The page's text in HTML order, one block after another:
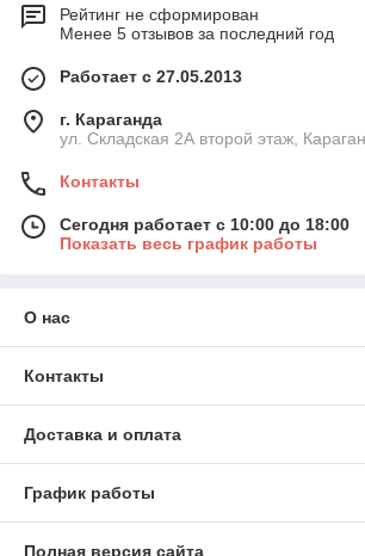
Рейтинг не сформирован
Менее 5 отзывов за последний год
Работает с 27.05.2013
г. Караганда
ул. Складская 2А второй этаж,
Контакты
Сегодня работает с 10:00 до 18:00
Показать весь график работы
О нас
Контакты
Доставка и оплата
График работы
Полная версия сайта